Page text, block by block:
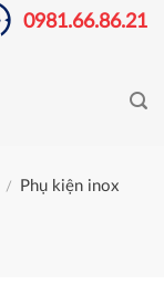
0981.66.86.21
/ Phụ kiện inox